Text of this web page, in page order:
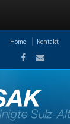
Home Kontakt